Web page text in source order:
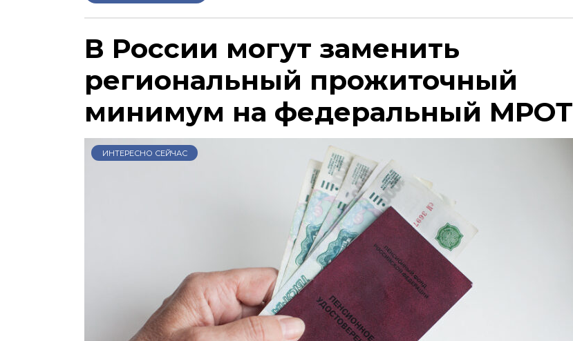
В России могут заменить
региональный прожиточный
минимум на федеральный МРОТ
ИНТЕРЕСНО СЕЙЧАС